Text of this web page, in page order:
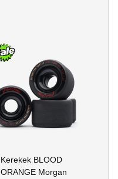
Kerekek BLOOD
ORANGE Morgan
Kosárba